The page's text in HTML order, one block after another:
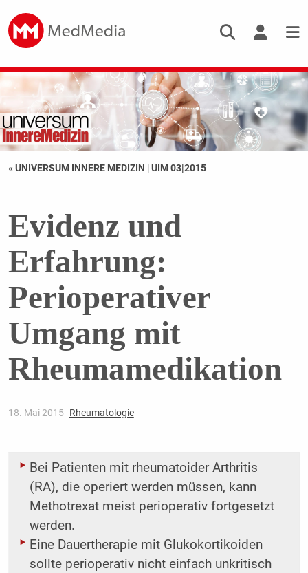
« UNIVERSUM INNERE MEDIZIN |UIM 03|2015
Evidenz und
Erfahrung:
Perioperativer
Umgang mit
Rheumamedikation
18. Mai 2015 Rheumatologie
Bei Patienten mit rheumatoider Arthritis
(RA), die operiert werden müssen, kann
Methotrexat meist perioperativ fortgesetzt
werden.
Eine Dauertherapie mit Glukokortikoiden
sollte perioperativ nicht einfach unkritisch